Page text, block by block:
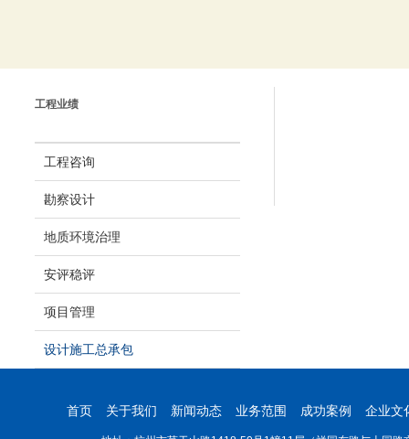
工程业绩
工程咨询
勘察设计
地质环境治理
安评稳评
项目管理
设计施工总承包
首页 关于我们 新闻动态 业务范围 成功案例 企业文